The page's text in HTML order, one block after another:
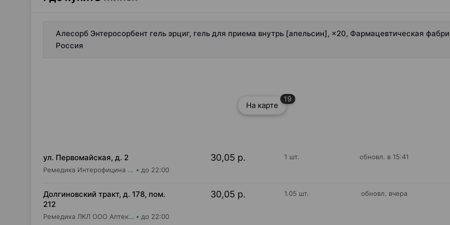
Алесорб Энтеросорбент гель эрциг, гель для приема внутрь [апельсин], ×20, Фармацевтическая
Россия
На карте
19
ул. Первомайская, д. 2
Ремедика Интерофицина Плюс ООО Аптека №2 до 22:00
30,05 р. 1 шт. обновл. в 15:41
Долгиновский тракт, д. 178, пом.
212
Ремедика ЛКЛ ООО Аптека №19 до 22:00
30,05 р. 1.05 шт. обновл. вчера